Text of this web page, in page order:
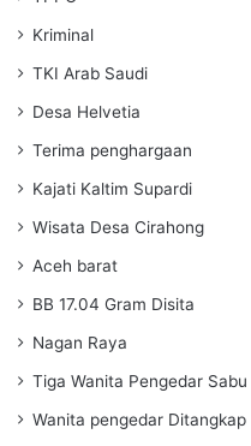
Kriminal
TKI Arab Saudi
Desa Helvetia
Terima penghargaan
Kajati Kaltim Supardi
Wisata Desa Cirahong
Aceh barat
BB 17.04 Gram Disita
Nagan Raya
Tiga Wanita Pengedar Sabu
Wanita pengedar Ditangkap